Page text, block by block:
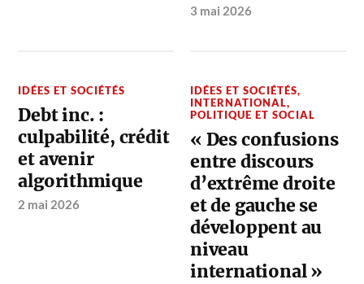
3 mai 2026
IDÉES ET SOCIÉTÉS
Debt inc. :
culpabilité, crédit
et avenir
algorithmique
2 mai 2026
IDÉES ET SOCIÉTÉS,
INTERNATIONAL,
POLITIQUE ET SOCIAL
« Des confusions
entre discours
d’extrême droite
et de gauche se
développent au
niveau
international »